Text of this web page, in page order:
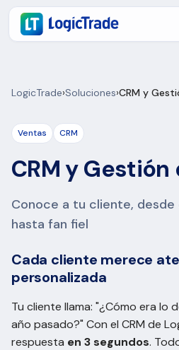
LogicTrade›Soluciones›CRM y
Ventas CRM
CRM y
Conoce a tu cliente,
hasta fan fiel
Cada cliente merece
personalizada
Tu cliente llama: "¿Cómo era lo
año pasado?" Con el CRM de
respuesta en 3 segundos.